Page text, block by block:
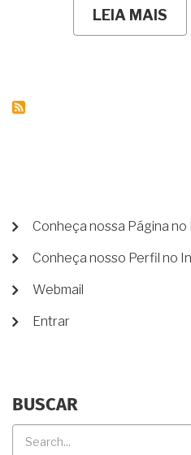
LEIA MAIS
CNJ
MENU
CONTA
DE
Conheça nossa Página
Conheça nosso Perfil no
Webmail
Entrar
BUSCAR